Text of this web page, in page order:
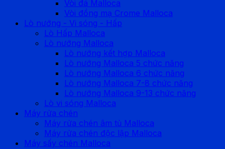
Vòi đá Malloca
Vòi đồng mạ Crome Malloca
Lò nướng - Vi sóng - Hấp
Lò Hấp Malloca
Lò nướng Malloca
Lò nướng kết hợp Malloca
Lò nướng Malloca 5 chức năng
Lò nướng Malloca 6 chức năng
Lò nướng Malloca 7-8 chức năng
Lò nướng Malloca 9-13 chức năng
Lò vi sóng Malloca
Máy rửa chén
Máy rửa chén âm tủ Malloca
Máy rửa chén độc lập Malloca
Máy sấy chén Malloca